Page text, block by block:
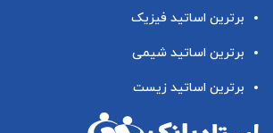
برترین اساتید فیزیک
برترین اساتید شیمی
برترین اساتید زیست